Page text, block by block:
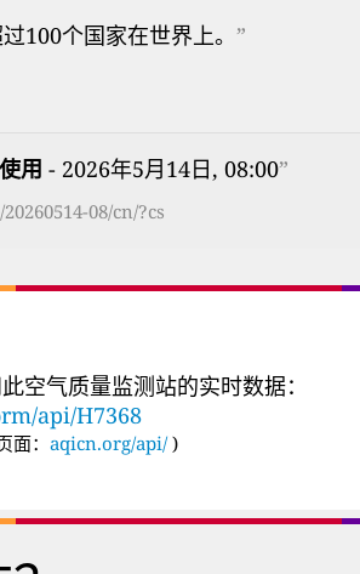
100个国家在世界上。 ”
用 - 2026年5月14日, 08:00”
08/cn/?cs
空气质量监测站的实时数据：
api/H7368
： aqicn.org/api/ )